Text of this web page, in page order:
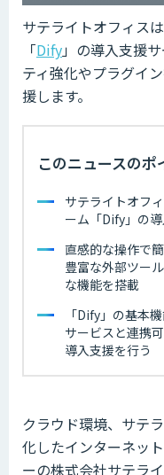
サテライトオフィス
「Dify」の導入支援
ティ強化やプラグイ
援します。
このニュースのポ
サテライトオフ
ーム「Dify」の
直感的な操作で
豊富な外部ツー
な機能を搭載
「Dify」の基本
サービスと連携
導入支援を行う
クラウド環境、サテ
化したインターネッ
ーの株式会社サテラ